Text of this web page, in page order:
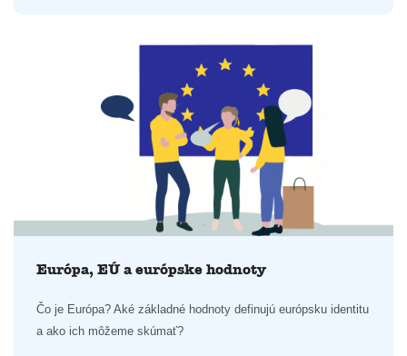
Európa, EÚ a európske hodnoty
Čo je Európa? Aké základné hodnoty definujú európsku identitu
a ako ich môžeme skúmať?